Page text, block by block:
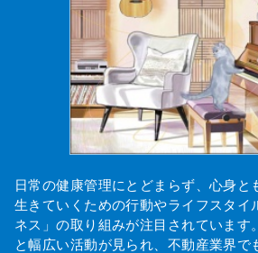
日常の健康管理にとどまらず、心身と
生きていくための行動やライフスタイ
ネス」の取り組みが注目されていま
と幅広い活動が見られ、不動産業界で